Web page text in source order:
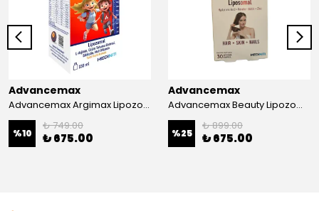
Advancemax
Advancemax Argimax Lipozomal Sıvı 150 ml 8684375607587
%10
₺ 749.00
₺ 675.00
Advancemax
Advancemax Beauty Lipozomal Hyalüronik Asit Keratin Biotin Zn 30 Kapsül 8684375607556
%25
₺ 899.00
₺ 675.00